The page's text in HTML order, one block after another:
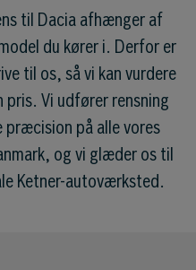
til Dacia afhænger af
du kører i. Derfor er
til os, så vi kan vurdere
pris. Vi udfører rensning
på alle vores
og vi glæder os til
Ketner-autoværksted.